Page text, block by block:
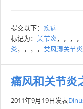
提交以下： 疾病
标记为： 关节炎，，，，
炎，，，， 类风湿关节
痛风和关节炎
2011年9月19日发表